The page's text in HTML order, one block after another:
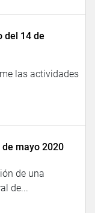
del 14 de
las actividades
mayo 2020
de una
de...